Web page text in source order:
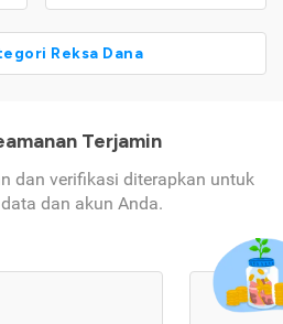
Reksa Dana
Terjamin
dan verifikasi diterapkan untuk
dan akun Anda.